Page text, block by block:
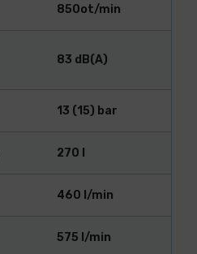
850ot/min
83 dB(A)
13 (15) bar
270 l
460 l/min
575 l/min